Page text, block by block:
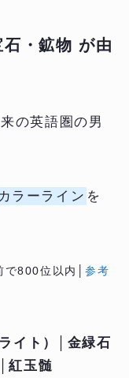
石・鉱物 が由
の英語圏の男
カラーライン を
で800位以内│参考
イト）│金緑石
紅玉髄